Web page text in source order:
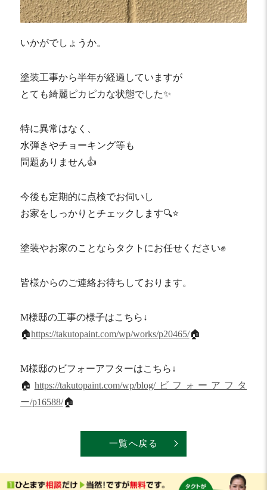
いかがでしょうか。
塗装工事から半年が経過していますが
とても綺麗ピカピカな状態でした✨
特に異常はなく、
水弾きやチョーキング等も
問題ありません👍
今後も定期的に点検でお伺いし
お家をしっかりとチェックします🔍⭐️
塗装やお家のことならタクトにお任せください✊
皆様からのご連絡お待ちしております。
M様邸の工事の様子はこちら↓
🏠https://takutopaint.com/wp/works/p20465/🏠
M様邸のビフォーアフターはこちら↓
🏠 https://takutopaint.com/wp/blog/ビフォーアフタ
ー/p16588/🏠
一覧へ戻る